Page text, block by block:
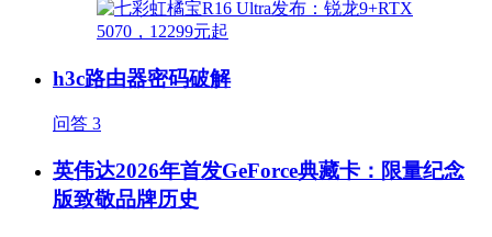
h3c路由器密码破解
问答 3
英伟达2026年首发GeForce典藏卡：限量纪念
版致敬品牌历史